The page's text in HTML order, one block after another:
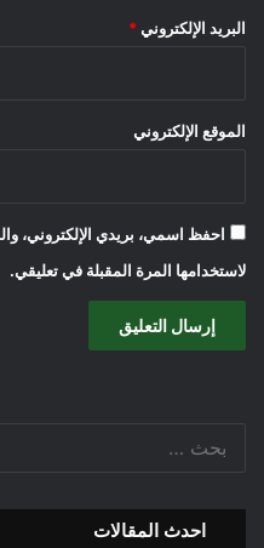
البريد الإلكتروني *
الموقع الإلكتروني
احفظ اسمي، بريدي الإلكتروني،
لاستخدامها المرة المقبلة في تعليقي.
احدث المقالات